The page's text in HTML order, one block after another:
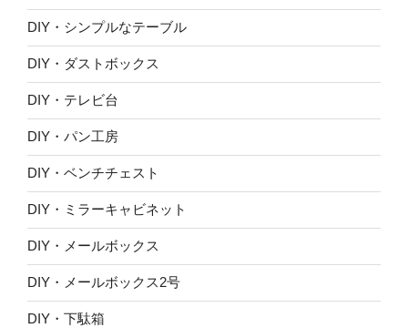
DIY・シンプルなテーブル
DIY・ダストボックス
DIY・テレビ台
DIY・パン工房
DIY・ベンチチェスト
DIY・ミラーキャビネット
DIY・メールボックス
DIY・メールボックス2号
DIY・下駄箱